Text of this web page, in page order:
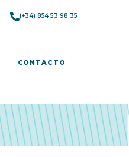
(+34) 854 53 98 35
CONTACTO